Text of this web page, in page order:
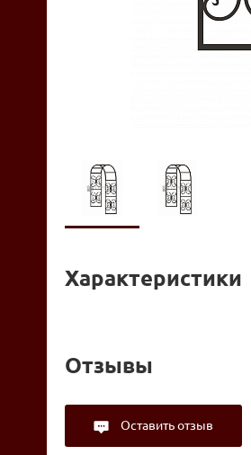
Характеристики
Отзывы
Оставить отзыв